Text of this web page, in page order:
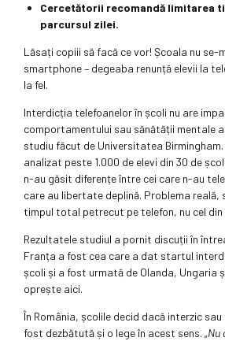
Cercetătorii recomandă limitarea
parcursul zilei.
Lăsați copiii să facă ce vor! Școala nu se-
smartphone – degeaba renunță elevii la
la fel.
Interdicția telefoanelor în școli nu are
comportamentului sau sănătății mentale
studiu făcut de Universitatea
analizat peste 1.000 de elevi din 30 de
n-au găsit diferențe între cei care n-au
care au libertate deplină. Problema reală,
timpul total petrecut pe telefon, nu cel
Rezultatele studiul a pornit discuții în
Franța a fost cea care a dat startul
școli și a fost urmată de Olanda, Ungaria
oprește aici.
În România, școlile decid dacă interzic
fost dezbătută și o lege în acest sens. „Nu